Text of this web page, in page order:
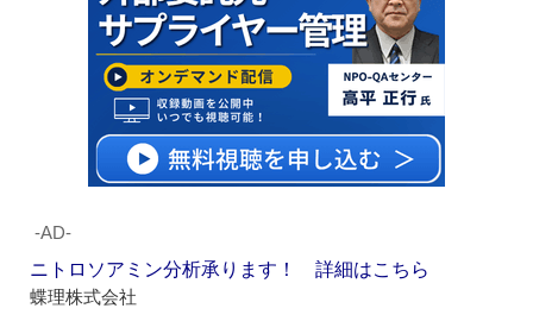
‐AD‐
ニトロソアミン分析承ります！ 詳細はこちら
蝶理株式会社